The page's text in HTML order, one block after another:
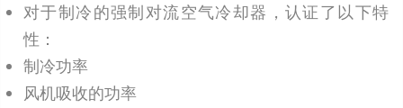
对于制冷的强制对流空气冷却器，认证了以下特
性：
制冷功率
风机吸收的功率